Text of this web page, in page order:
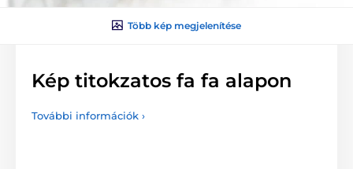
Több kép megjelenítése
Kép titokzatos fa fa alapon
További információk ›